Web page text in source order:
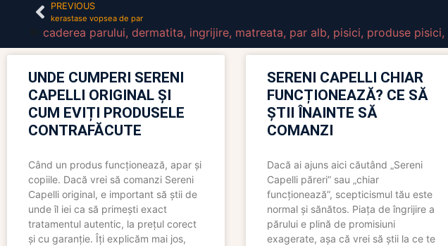
PREVIOUS
kerastase vopsea de par
caderea parului, dermatita, ingrijire, matreata, par alb, pisici, produse pisici,
UNDE CUMPERI SERENI
CAPELLI ORIGINAL ȘI
CUM EVIȚI PRODUSELE
CONTRAFĂCUTE
Când un produs funcționează, apar și
copiile. Dacă vrei să comanzi Sereni
Capelli original, e important să știi de
unde îl iei ca să primești exact
tratamentul autentic, la prețul corect
și cu garanție. Îți explicăm mai jos,
SERENI CAPELLI CHIAR
FUNCȚIONEAZĂ? CE SĂ
ȘTII ÎNAINTE SĂ
COMANZI
Dacă ai ajuns aici căutând „Sereni
Capelli păreri” sau „chiar
funcționează”, scepticismul tău este
normal și sănătos. Piața de îngrijire a
părului e plină de promisiuni
exagerate, așa că vrei să știi la ce te